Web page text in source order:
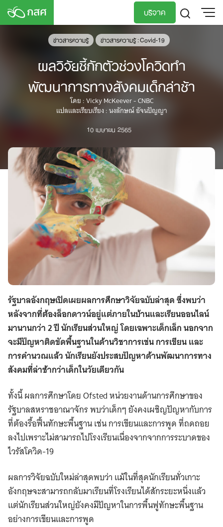
Skip
บริจาค
ข่าวสารความรู้ ข่าวสารความรู้ : Covid-19
ผลวิจัยชี้กักตัวช่วงโควิดทำ
พัฒนาการทางสังคมเด็กล่าช้า
โดย : Vicky McKeever - CNBC
แปลและเรียบเรียง : นงลักษณ์ อัจนปัญญา
10 เมษายน 2565
รัฐบาลอังกฤษเปิดเผยผลการศึกษาวิจัยฉบับล่าสุด ซึ่งพบว่า
หลังจากที่ต้องล็อกดาวน์อยู่แต่ภายในบ้านและเรียนออนไลน์
มานานกว่า 2 ปี นักเรียนส่วนใหญ่ โดยเฉพาะเด็กเล็ก นอกจาก
จะมีปัญหาติดขัดพื้นฐานในด้านวิชาการเช่น การเขียน และ
การคำนวณแล้ว นักเรียนยังประสบปัญหาด้านพัฒนาการทาง
สังคมที่ล่าช้ากว่าเด็กในวัยเดียวกัน
ทั้งนี้ ผลการศึกษาโดย Ofsted หน่วยงานด้านการศึกษาของ
รัฐบาลสหราชอาณาจักร พบว่าเด็กๆ ยังคงเผชิญปัญหากับการ
ที่ต้องรื้อฟื้นทักษะพื้นฐาน เช่น การเขียนและการพูด ที่ถดถอย
ลงไปเพราะไม่สามารถไปโรงเรียนเนื่องจากจากการระบาดของ
ไวรัสโควิด-19
ผลการวิจัยฉบับใหม่ล่าสุดพบว่า แม้ในที่สุดนักเรียนทั่วเกาะ
อังกฤษจะสามารถกลับมาเรียนที่โรงเรียนได้สักระยะหนึ่งแล้ว
แต่นักเรียนส่วนใหญ่ยังคงมีปัญหาในการพื้นฟูทักษะพื้นฐาน
อย่างการเขียนและการพูด